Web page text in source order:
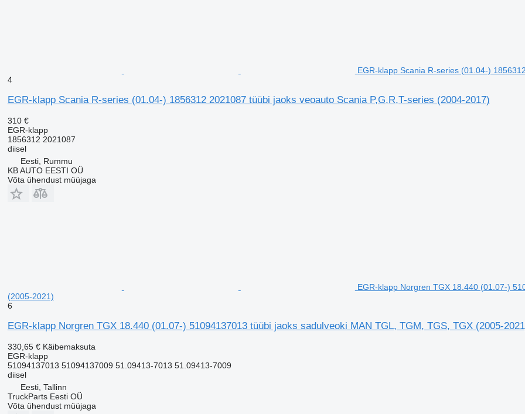
EGR-klapp Scania R-series (01.04-)
4
EGR-klapp Scania R-series (01.04-) 1856312 2021087 tüübi jaoks veoauto Scania P,G,R,T-series (2004-2017)
310 €
EGR-klapp
1856312 2021087
diisel
Eesti, Rummu
KB AUTO EESTI OÜ
Võta ühendust müüjaga
EGR-klapp Norgren TGX 18.440 (01.07-)
(2005-2021)
6
EGR-klapp Norgren TGX 18.440 (01.07-) 51094137013 tüübi jaoks sadulveoki MAN TGL, TGM, TGS, TGX (2005-
330,65 € Käibemaksuta
EGR-klapp
51094137013 51094137009 51.09413-7013 51.09413-7009
diisel
Eesti, Tallinn
TruckParts Eesti OÜ
Võta ühendust müüjaga